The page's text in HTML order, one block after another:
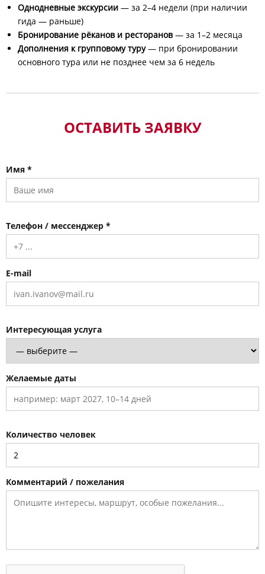
Однодневные экскурсии — за 2–4 недели (при наличии
гида — раньше)
Бронирование рёканов и ресторанов — за 1–2 месяца
Дополнения к групповому туру— при бронировании
основного тура или не позднее чем за 6 недель
ОСТАВИТЬ ЗАЯВКУ
Имя *
Телефон / мессенджер *
E-mail
Интересующая услуга
Желаемые даты
Количество человек
Комментарий / пожелания